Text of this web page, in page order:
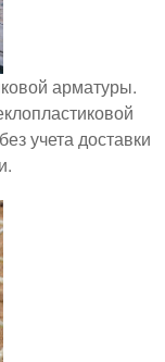
арматуры.
учета доставки